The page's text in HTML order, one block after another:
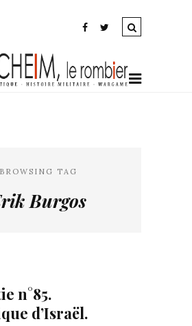
BROWSING TAG
Burgos
n°85.
d’Israël.